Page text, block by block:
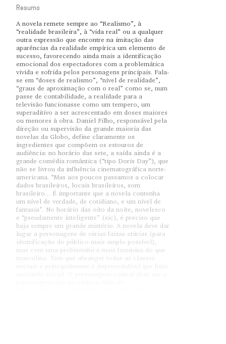
Resumo
A novela remete sempre ao “Realismo”, à
“realidade brasileira”, à “vida real” ou a qualquer
outra expressão que encontre na imitação das
aparências da realidade empírica um elemento de
sucesso, favorecendo ainda mais a identificação
emocional dos espectadores com a problemática
vivida e sofrida pelos personagens principais. Fala-
se em “doses de realismo”, “nível de realidade”,
“graus de aproximação com o real” como se, num
passe de contabilidade, a realidade para a
televisão funcionasse como um tempero, um
superaditivo a ser acrescentado em doses maiores
ou menores à obra. Daniel Filho, responsável pela
direção ou supervisão da grande maioria das
novelas da Globo, define claramente os
ingredientes que compõem os estouros de
audiência: no horário das sete, a saída ainda é a
grande comédia romântica (“tipo Doris Day”), que
não se livrou da influência cinematográfica norte-
americana. “Mas aos poucos passamos a colocar
dados brasileiros, locais brasileiros, som
brasileiro… É importante que a novela contenha
um nível de verdade, de cotidiano, e um nível de
fantasia”. No horário das oito da noite, novelesco
e “pseudamente inteligente” (sic), é preciso que
haja sempre um grande mistério. A novela deve dar
lugar a personagens de várias faixas etárias (para
identificação do público mais amplo possível),
mas com uma problemática mais feminina do que
masculina. Tem que abranger todas as classes